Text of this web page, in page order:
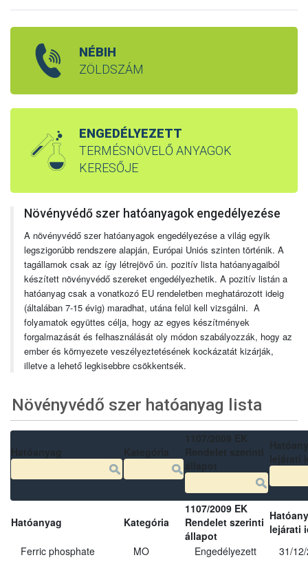
NÉBIH
ZÖLDSZÁM
ENGEDÉLYEZETT
TERMÉSNÖVELŐ ANYAGOK
KERESŐJE
Növényvédő szer hatóanyagok engedélyezése
A növényvédő szer hatóanyagok engedélyezése a világ egyik
legszigorúbb rendszere alapján, Európai Uniós szinten történik. A
tagállamok csak az így létrejövő ún. pozitív lista hatóanyagaiból
készített növényvédő szereket engedélyezhetik. A pozitív listán a
hatóanyag csak a vonatkozó EU rendeletben meghatározott ideig
(általában 7-15 évig) maradhat, utána felül kell vizsgálni. A
folyamatok együttes célja, hogy az egyes készítmények
forgalmazását és felhasználását oly módon szabályozzák, hogy az
ember és környezete veszélyeztetésének kockázatát kizárják,
illetve a lehető legkisebbre csökkentsék.
Növényvédő szer hatóanyag lista
Hatóanyag Kategória
1107/2009 EK
Rendelet szerinti
állapot
lejárati
Ferric phosphate
MO Engedélyezett
31/